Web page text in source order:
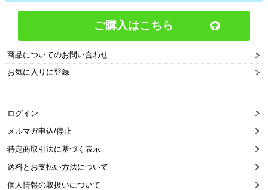
ご購入はこちら
商品についてのお問い合わせ
お気に入りに登録
ログイン
メルマガ申込/停止
特定商取引法に基づく表示
送料とお支払い方法について
個人情報の取扱いについて